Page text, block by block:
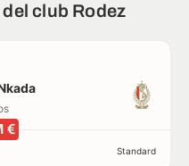
club Rodez
€
Standard